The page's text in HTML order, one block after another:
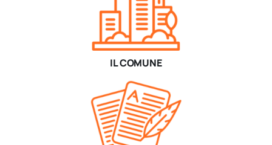
IL COMUNE